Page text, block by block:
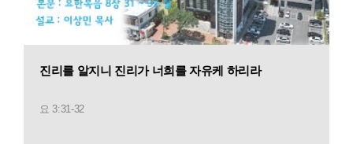
진리를 알지니 진리가 너희를 자유케 하리라
요 3:31-32